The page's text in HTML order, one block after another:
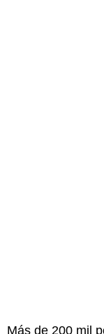
Más de 200 mil